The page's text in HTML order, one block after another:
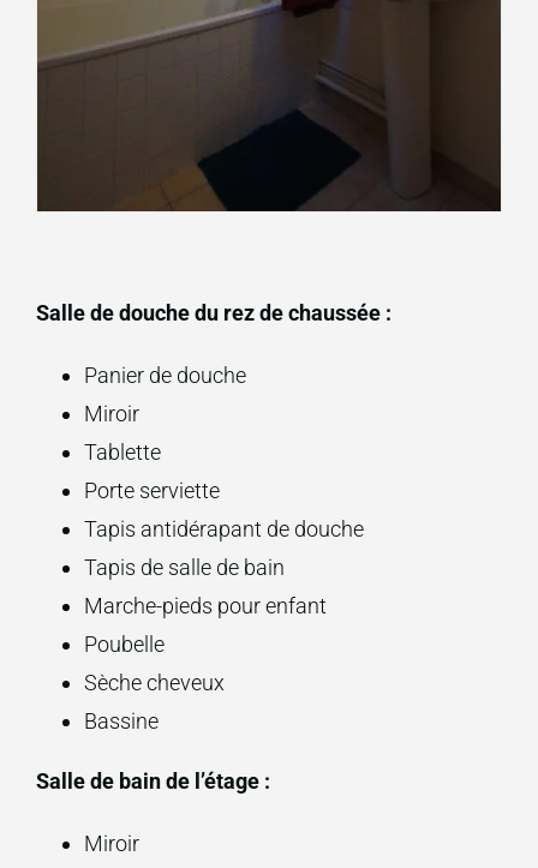
Salle de douche du rez de chaussée :
Panier de douche
Miroir
Tablette
Porte serviette
Tapis antidérapant de douche
Tapis de salle de bain
Marche-pieds pour enfant
Poubelle
Sèche cheveux
Bassine
Salle de bain de l’étage :
Miroir